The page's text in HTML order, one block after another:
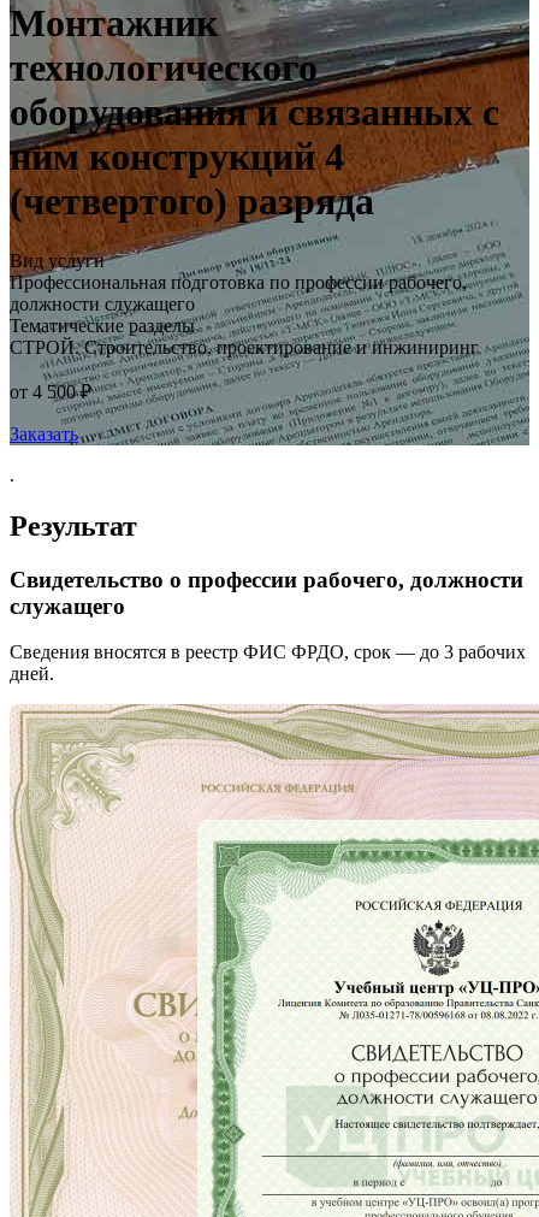
Монтажник
технологического
оборудования и связанных с
ним конструкций 4
(четвертого) разряда
Вид услуги
Профессиональная подготовка по профессии рабочего,
должности служащего
Тематические разделы
СТРОЙ. Строительство, проектирование и инжиниринг
от 4 500 ₽
Заказать
.
Результат
Свидетельство о профессии рабочего, должности
служащего
Сведения вносятся в реестр ФИС ФРДО, срок — до 3 рабочих
дней.